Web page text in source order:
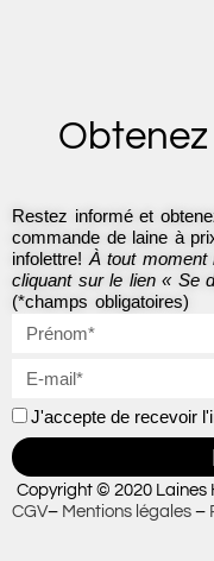
Restez informé et
commande de laine à
infolettre! À tout moment
cliquant sur le lien « Se
(*champs obligatoires)
J'accepte de recevoir
Copyright © 2020 Laines
CGV– Mentions légales –